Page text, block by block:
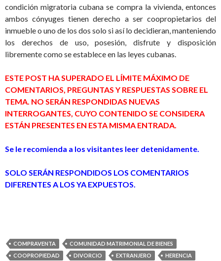
condición migratoria cubana se compra la vivienda, entonces
ambos cónyuges tienen derecho a ser coopropietarios del
inmueble o uno de los dos solo si así lo decidieran, manteniendo
los derechos de uso, posesión, disfrute y disposición
libremente como se establece en las leyes cubanas.
ESTE POST HA SUPERADO EL LÍMITE MÁXIMO DE
COMENTARIOS, PREGUNTAS Y RESPUESTAS SOBRE EL
TEMA. NO SERÁN RESPONDIDAS NUEVAS
INTERROGANTES, CUYO CONTENIDO SE CONSIDERA
ESTÁN PRESENTES EN ESTA MISMA ENTRADA.
Se le recomienda a los visitantes leer detenidamente.
SOLO SERÁN RESPONDIDOS LOS COMENTARIOS
DIFERENTES A LOS YA EXPUESTOS.
COMPRAVENTA
COMUNIDAD MATRIMONIAL DE BIENES
COOPROPIEDAD
DIVORCIO EXTRANJERO
HERENCIA